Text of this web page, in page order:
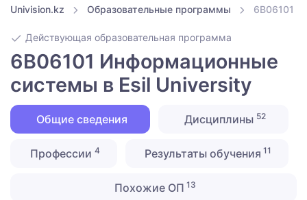
Univision.kz Образовательные программы 6B06101
Действующая образовательная программа
6B06101 Информационные
системы в Esil University
Общие сведения Дисциплины 52
Профессии 4 Результаты обучения 11
Похожие ОП 13